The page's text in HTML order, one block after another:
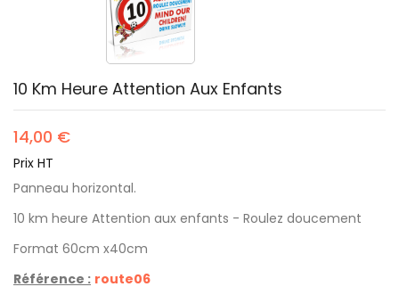
10 Km Heure Attention Aux Enfants
14,00 €
Prix HT
Panneau horizontal.
10 km heure Attention aux enfants - Roulez doucement
Format 60cm x40cm
Référence : route06